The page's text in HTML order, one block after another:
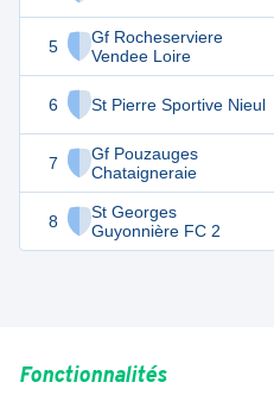
5
Gf Rocheserviere
Vendee Loire
6 St Pierre Sportive Nieul
7
Gf Pouzauges
Chataigneraie
8
St Georges
Guyonnière FC 2
24
13 14
4
Fonctionnalités